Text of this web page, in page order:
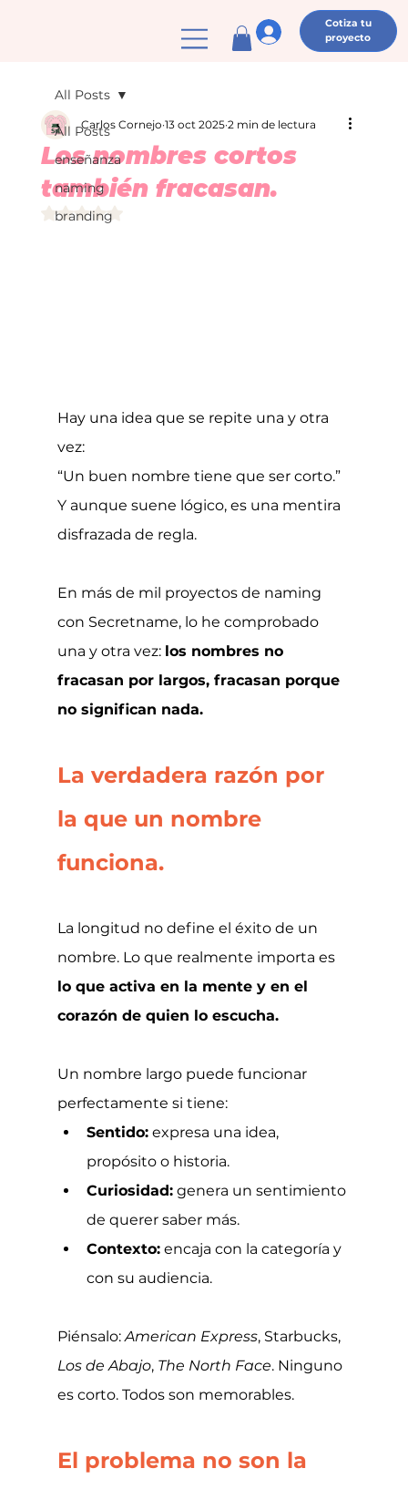
Cotiza tu
proyecto
All Posts
enseñanza
naming
branding
All Posts
Los nombres cortos
también fracasan.
Carlos Cornejo 13 oct 2025 2 min de lectura
Obtuvo NaN de 5 estrellas.
Hay una idea que se repite una y otra
vez:
“Un buen nombre tiene que ser corto.”
Y aunque suene lógico, es una mentira
disfrazada de regla.
En más de mil proyectos de naming
con Secretname, lo he comprobado
una y otra vez: los nombres no
fracasan por largos, fracasan porque
no significan nada.
La verdadera razón por
la que un nombre
funciona.
La longitud no define el éxito de un
nombre. Lo que realmente importa es
lo que activa en la mente y en el
corazón de quien lo escucha.
Un nombre largo puede funcionar
perfectamente si tiene:
Sentido: expresa una idea,
propósito o historia.
Curiosidad: genera un sentimiento
de querer saber más.
Contexto: encaja con la categoría y
con su audiencia.
Piénsalo: American Express, Starbucks,
Los de Abajo, The North Face. Ninguno
es corto. Todos son memorables.
El problema no son la